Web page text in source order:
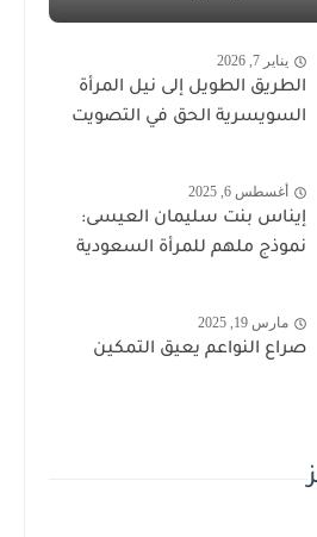
يناير 7, 2026
الطريق الطويل إلى نيل المرأة
السويسرية الحق في التصويت
أغسطس 6, 2025
إيناس بنت سليمان العيسى:
نموذج ملهم للمرأة السعودية
مارس 19, 2025
صراع النواعم يعيق التمكين